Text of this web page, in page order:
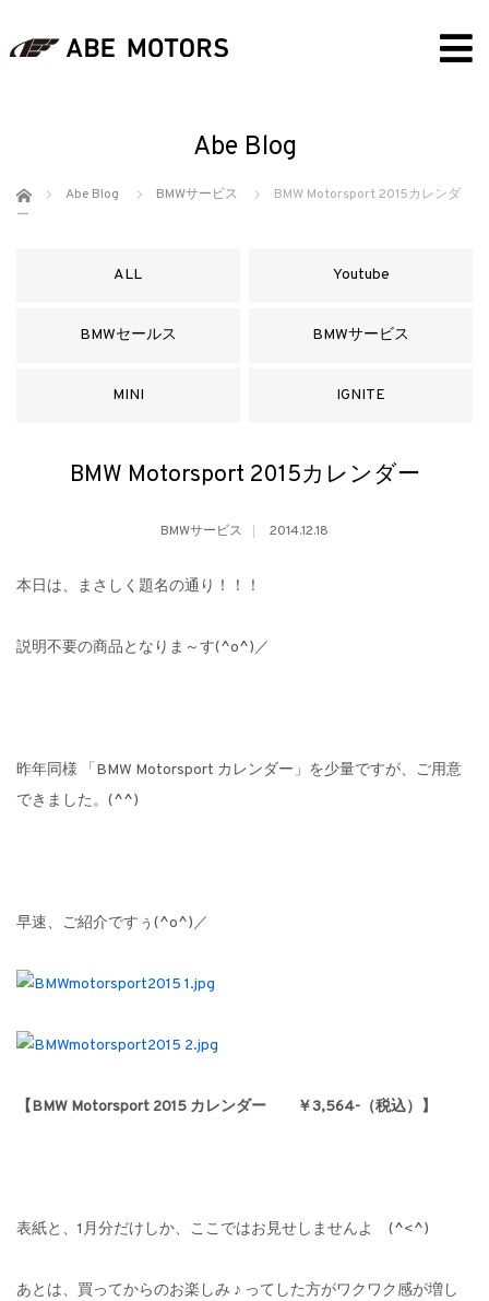
Abe Blog
ホーム Abe Blog BMWサービス
BMW Motorsport 2015カレンダ
ー
ALL Youtube
BMWセールス BMWサービス
MINI IGNITE
BMW Motorsport 2015カレンダー
BMWサービス 2014.12.18
本日は、まさしく題名の通り！！！
説明不要の商品となりま～す(^o^)／
昨年同様 「BMW Motorsport カレンダー」を少量ですが、ご用意
できました。(^^)
早速、ご紹介ですぅ(^o^)／
【BMW Motorsport 2015 カレンダー ￥3,564-（税込）】
表紙と、1月分だけしか、ここではお見せしませんよ (^<^)
あとは、買ってからのお楽しみ ♪ ってした方がワクワク感が増し